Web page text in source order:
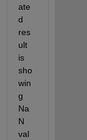
ate
d
res
ult
is
sho
win
g
Na
N
val